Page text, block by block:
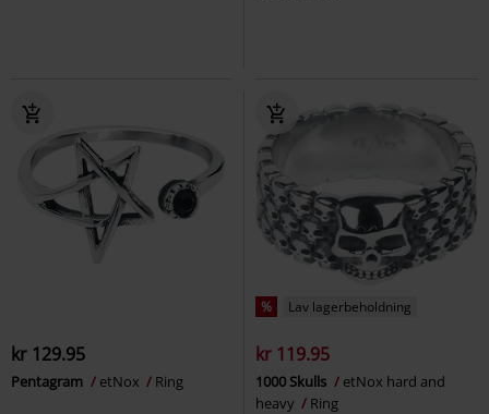
kr 129.95
Pentagram etNox Ring
% Lav lagerbeholdning
kr 119.95
1000 Skulls
etNox hard and
heavy
Ring